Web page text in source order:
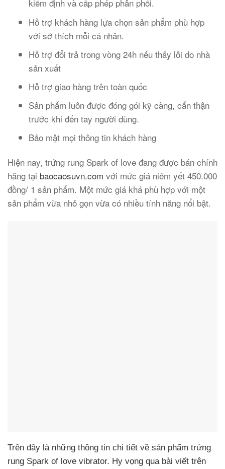
kiểm định và cấp phép phân phối.
Hỗ trợ khách hàng lựa chọn sản phẩm phù hợp
với sở thích mỗi cá nhân.
Hỗ trợ đổi trả trong vòng 24h nếu thấy lỗi do nhà
sản xuất
Hỗ trợ giao hàng trên toàn quốc
Sản phẩm luôn được đóng gói kỹ càng, cẩn thận
trước khi đến tay người dùng.
Bảo mật mọi thông tin khách hàng
Hiện nay, trứng rung Spark of love đang được bán chính
hãng tại baocaosuvn.com với mức giá niêm yết 450.000
đồng/ 1 sản phẩm. Một mức giá khá phù hợp với một
sản phẩm vừa nhỏ gọn vừa có nhiều tính năng nổi bật.
Trên đây là những thông tin chi tiết về sản phẩm trứng
rung Spark of love vibrator. Hy vọng qua bài viết trên